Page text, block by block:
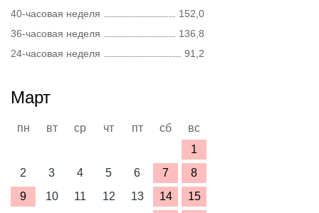
40-часовая неделя
152,0
36-часовая неделя
136,8
24-часовая неделя
91,2
Март
пн вт ср чт пт сб
вс
1
2
3 4 5 6 7
8
9
10 11 12 13 14
15